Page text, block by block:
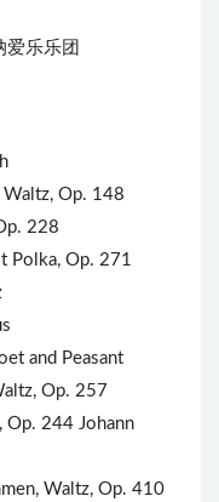
爱乐乐团
Waltz, Op. 148
228
Polka, Op. 271
and Peasant
Op. 257
Op. 244 Johann
Waltz, Op. 410